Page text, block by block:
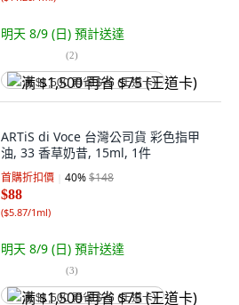
明天 8/9 (日) 預計送達
(2)
满 $1,500 再省 $75 (王道卡)
ARTiS di Voce 台灣公司貨 彩色指甲
油, 33 香草奶昔, 15ml, 1件
首購折扣價 40%$148
$88
($5.87/1ml)
明天 8/9 (日) 預計送達
(3)
满 $1,500 再省 $75 (王道卡)